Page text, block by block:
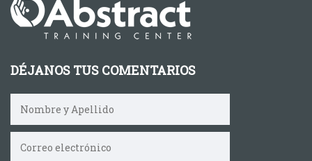
DÉJANOS TUS COMENTARIOS